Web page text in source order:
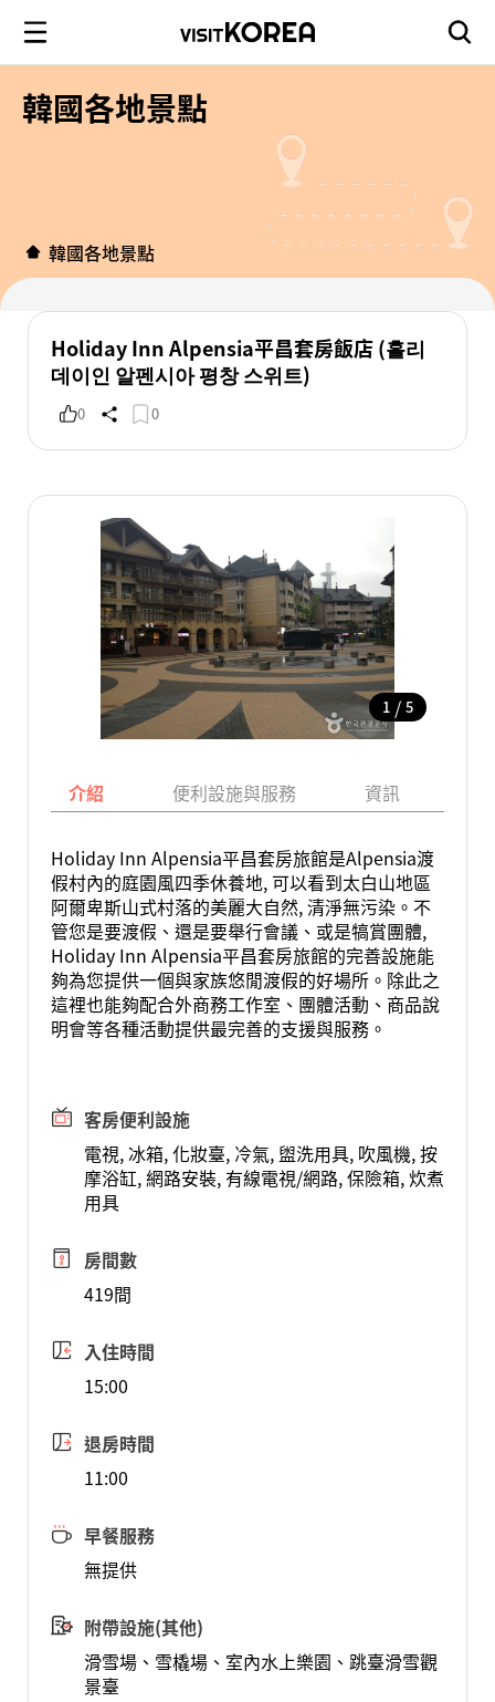
韓國各地景點
韓國各地景點
Holiday Inn Alpensia平昌套房飯店 (홀리
데이인 알펜시아 평창 스위트)
0 0
1 / 5
介紹 便利設施與服務 資訊
Holiday Inn Alpensia平昌套房旅館是Alpensia渡
假村內的庭園風四季休養地, 可以看到太白山地區
阿爾卑斯山式村落的美麗大自然, 清淨無污染。不
管您是要渡假、還是要舉行會議、或是犒賞團體,
Holiday Inn Alpensia平昌套房旅館的完善設施能
夠為您提供一個與家族悠閒渡假的好場所。除此之
這裡也能夠配合外商務工作室、團體活動、商品說
明會等各種活動提供最完善的支援與服務。
客房便利設施
電視, 冰箱, 化妝臺, 冷氣, 盥洗用具, 吹風機, 按
摩浴缸, 網路安裝, 有線電視/網路, 保險箱, 炊煮
用具
房間數
419間
入住時間
15:00
退房時間
11:00
早餐服務
無提供
附帶設施(其他)
滑雪場、雪橇場、室內水上樂園、跳臺滑雪觀
景臺